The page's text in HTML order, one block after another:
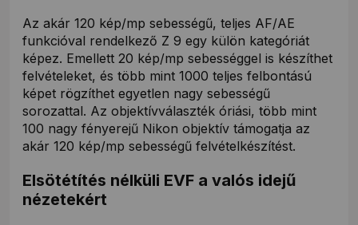
Az akár 120 kép/mp sebességű, teljes AF/AE
funkcióval rendelkező Z 9 egy külön kategóriát
képez. Emellett 20 kép/mp sebességgel is készíthet
felvételeket, és több mint 1000 teljes felbontású
képet rögzíthet egyetlen nagy sebességű
sorozattal. Az objektívválaszték óriási, több mint
100 nagy fényerejű Nikon objektív támogatja az
akár 120 kép/mp sebességű felvételkészítést.
Elsötétítés nélküli EVF a valós idejű
nézetekért